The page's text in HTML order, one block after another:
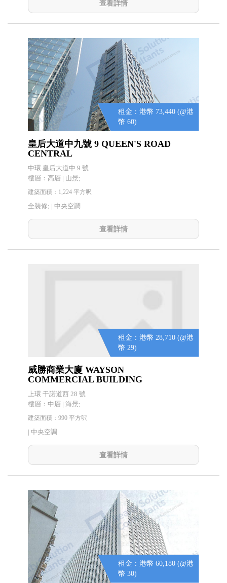
查看詳情
租金：港幣 73,440 (@港
幣 60)
皇后大道中九號 9 QUEEN'S ROAD
CENTRAL
中環 皇后大道中 9 號
樓層：高層 | 山景;
建築面積：1,224 平方呎
全裝修; | 中央空調
查看詳情
租金：港幣 28,710 (@港
幣 29)
威勝商業大廈 WAYSON
COMMERCIAL BUILDING
上環 干諾道西 28 號
樓層：中層 | 海景;
建築面積：990 平方呎
| 中央空調
查看詳情
租金：港幣 60,180 (@港
幣 30)